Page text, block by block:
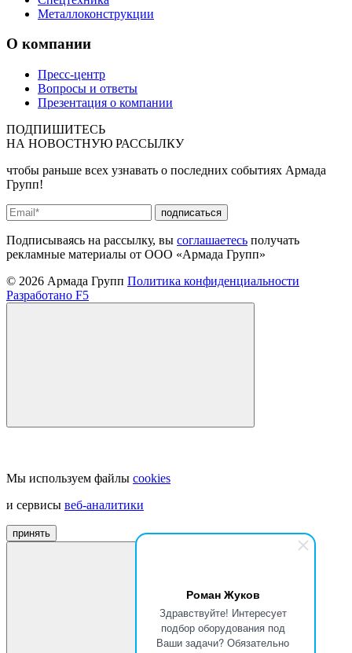
Роман Жуков
Здравствуйте! Интересует
подбор оборудования под
Ваши задачи? Обязательно
Металлоконструкции
О компании
Пресс-центр
Вопросы и ответы
Презентация о компании
ПОДПИШИТЕСЬ
НА НОВОСТНУЮ РАССЫЛКУ
чтобы раньше всех узнавать о последних событиях Армада
Групп!
подписаться
Подписываясь на рассылку, вы соглашаетесь получать
рекламные материалы от ООО «Армада Групп»
© 2026 Армада Групп Политика конфиденциальности
Разработано F5
Мы используем файлы cookies
и сервисы веб-аналитики
принять